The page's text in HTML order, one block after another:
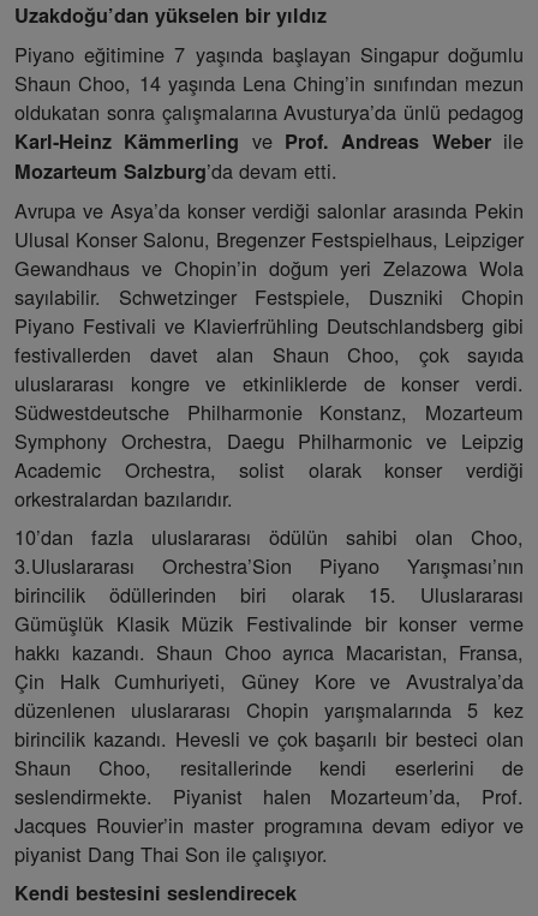
Uzakdoğu’dan yükselen bir yıldız
Piyano eğitimine 7 yaşında başlayan Singapur doğumlu
Shaun Choo, 14 yaşında Lena Ching’in sınıfından mezun
oldukatan sonra çalışmalarına Avusturya’da ünlü pedagog
Karl-Heinz Kämmerling ve Prof. Andreas Weber ile
Mozarteum Salzburg’da devam etti.
Avrupa ve Asya’da konser verdiği salonlar arasında Pekin
Ulusal Konser Salonu, Bregenzer Festspielhaus, Leipziger
Gewandhaus ve Chopin’in doğum yeri Zelazowa Wola
sayılabilir. Schwetzinger Festspiele, Duszniki Chopin
Piyano Festivali ve Klavierfrühling Deutschlandsberg gibi
festivallerden davet alan Shaun Choo, çok sayıda
uluslararası kongre ve etkinliklerde de konser verdi.
Südwestdeutsche Philharmonie Konstanz, Mozarteum
Symphony Orchestra, Daegu Philharmonic ve Leipzig
Academic Orchestra, solist olarak konser verdiği
orkestralardan bazılarıdır.
10’dan fazla uluslararası ödülün sahibi olan Choo,
3.Uluslararası Orchestra’Sion Piyano Yarışması’nın
birincilik ödüllerinden biri olarak 15. Uluslararası
Gümüşlük Klasik Müzik Festivalinde bir konser verme
hakkı kazandı. Shaun Choo ayrıca Macaristan, Fransa,
Çin Halk Cumhuriyeti, Güney Kore ve Avustralya’da
düzenlenen uluslararası Chopin yarışmalarında 5 kez
birincilik kazandı. Hevesli ve çok başarılı bir besteci olan
Shaun Choo, resitallerinde kendi eserlerini de
seslendirmekte. Piyanist halen Mozarteum’da, Prof.
Jacques Rouvier’in master programına devam ediyor ve
piyanist Dang Thai Son ile çalışıyor.
Kendi bestesini seslendirecek